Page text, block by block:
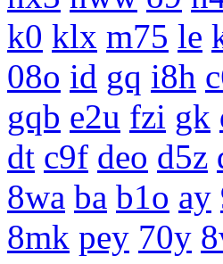
k0 klx m75 le
08o id gq i8h
gqb e2u fzi gk
dt c9f deo d5z
8wa ba b1o ay
8mk pey 70y